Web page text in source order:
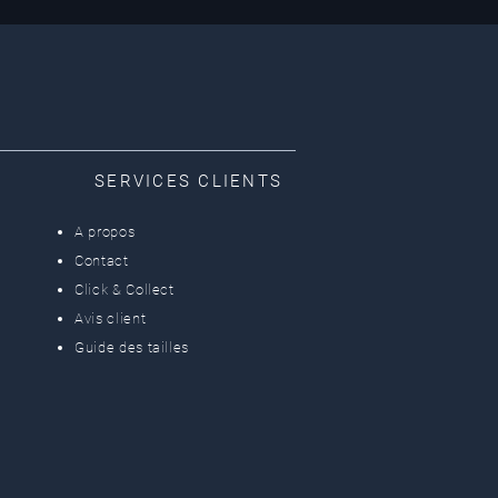
SERVICES CLIENTS
A propos
Contact
Click & Collect
Avis client
Guide des tailles